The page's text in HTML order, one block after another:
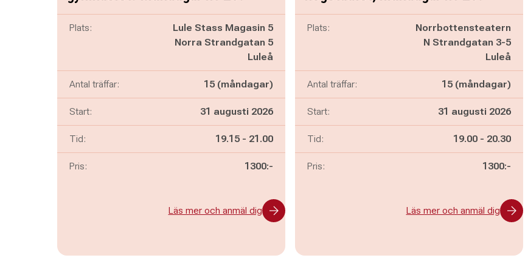
Plats:
Lule Stass Magasin 5
Norra Strandgatan 5
Luleå
Antal träffar: 15 (måndagar)
Start: 31 augusti 2026
Tid: Pågår mellan
19.15 - och
21.00
Pris: 1300:-
Läs mer och anmäl dig
Plats:
Norrbottensteatern
N Strandgatan 3-5
Luleå
Antal träffar: 15 (måndagar)
Start: 31 augusti 2026
Tid: Pågår mellan
19.00 - och
20.30
Pris: 1300:-
Läs mer och anmäl dig